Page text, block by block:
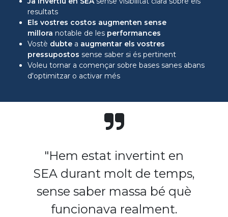
resultats
Els vostres costos augmenten sense
millora notable de les performances
Vostè dubte a augmentar els vostres
pressupostossense saber si és pertinent
Voleu tornar a començar sobre bases sanes abans
d'optimitzar o activar més
"Hem estat invertint en
SEA durant molt de temps,
sense saber massa bé què
funcionava realment.